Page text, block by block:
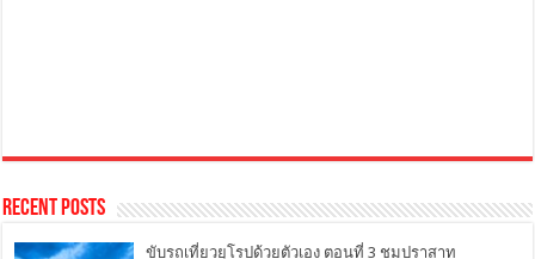
Recent Posts
ขับรถเที่ยวยุโรปด้วยตัวเอง ตอนที่ 3 ชมปราสาท